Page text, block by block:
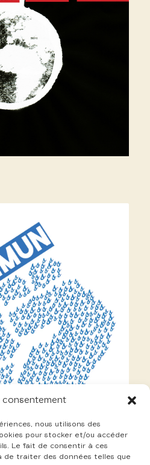
consentement
nous utilisons des
pour stocker et/ou accéder
Le fait de consentir à ces
de traiter des données telles que